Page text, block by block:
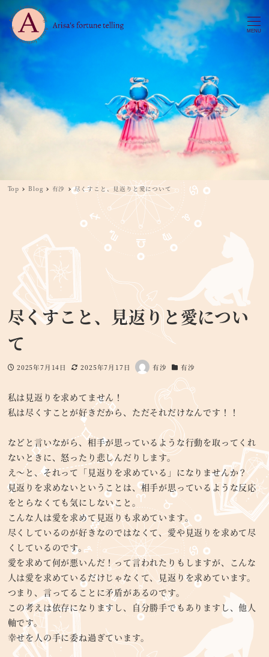
MENU
Top Blog 有沙 尽くすこと、見返りと愛について
尽くすこと、見返りと愛につい
て
投稿日
2025年7月14日
更新日
2025年7月17日
著
有沙
カテゴリー
有沙
私は見返りを求めてません！
私は尽くすことが好きだから、ただそれだけなんです！！
などと言いながら、相手が思っているような行動を取ってくれ
ないときに、怒ったり悲しんだりします。
え～と、それって「見返りを求めている」になりませんか？
見返りを求めないということは、相手が思っているような反応
をとらなくても気にしないこと。
こんな人は愛を求めて見返りも求めています。
尽くしているのが好きなのではなくて、愛や見返りを求めて尽
くしているのです。
愛を求めて何が悪いんだ！って言われたりもしますが、こんな
人は愛を求めているだけじゃなくて、見返りを求めています。
つまり、言ってることに矛盾があるのです。
この考えは依存になりますし、自分勝手でもありますし、他人
軸です。
幸せを人の手に委ね過ぎています。